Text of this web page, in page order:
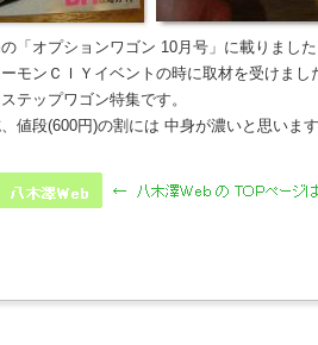
「オプションワゴン 10月号」に載りまし
モンＣＩＹイベントの時に取材を受けまし
テップワゴン特集です。
値段(600円)の割には 中身が濃いと思いま